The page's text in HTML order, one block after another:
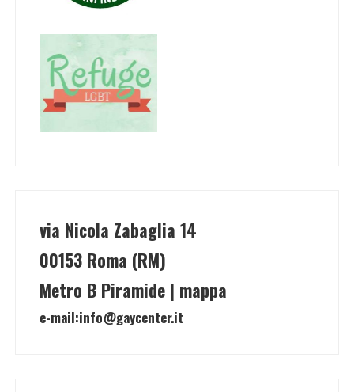
via Nicola Zabaglia 14
00153 Roma (RM)
Metro B Piramide | mappa
e-mail:info@gaycenter.it